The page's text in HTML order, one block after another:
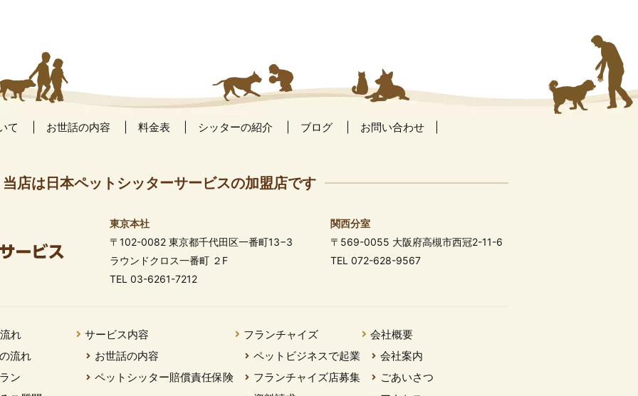
て お世話の内容 料金表 シッターの紹介 ブログ お問い合わせ
当店は日本ペットシッターサービスの加盟店です
東京本社
〒102-0082 東京都千代田区一番町13−3
ラウンドクロス一番町 ２F
TEL 03-6261-7212
関西分室
〒569-0055 大阪府高槻市西冠2-11-6
TEL 072-628-9567
れ
流れ
ン
サービス内容
お世話の内容
ペットシッター賠償責任保険
フランチャイズ
ペットビジネスで起業
フランチャイズ店募集
会社概要
会社案内
ごあいさつ